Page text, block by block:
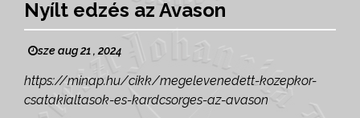
Nyílt edzés az Avason
sze aug 21 , 2024
https://minap.hu/cikk/megelevenedett-kozepkor-
csatakialtasok-es-kardcsorges-az-avason